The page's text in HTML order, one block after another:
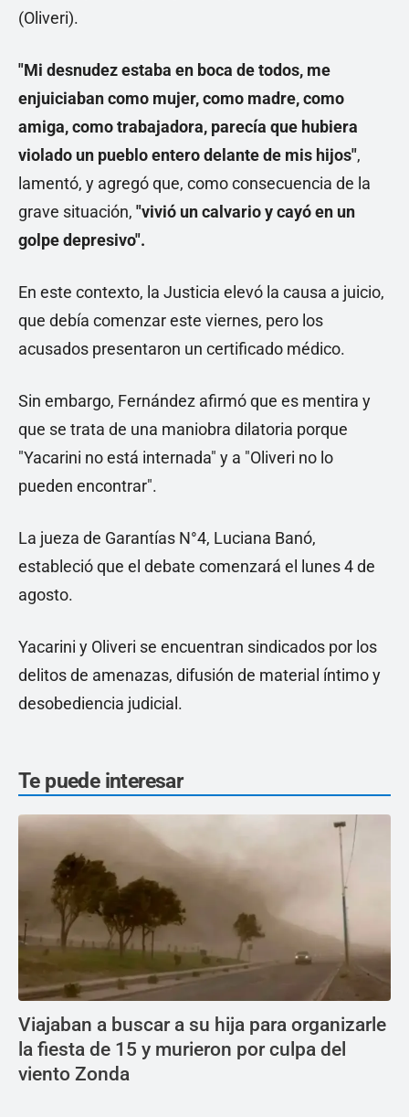
(Oliveri).
"Mi desnudez estaba en boca de todos, me
enjuiciaban como mujer, como madre, como
amiga, como trabajadora, parecía que hubiera
violado un pueblo entero delante de mis hijos",
lamentó, y agregó que, como consecuencia de la
grave situación, "vivió un calvario y cayó en un
golpe depresivo".
En este contexto, la Justicia elevó la causa a juicio,
que debía comenzar este viernes, pero los
acusados presentaron un certificado médico.
Sin embargo, Fernández afirmó que es mentira y
que se trata de una maniobra dilatoria porque
"Yacarini no está internada" y a "Oliveri no lo
pueden encontrar".
La jueza de Garantías N°4, Luciana Banó,
estableció que el debate comenzará el lunes 4 de
agosto.
Yacarini y Oliveri se encuentran sindicados por los
delitos de amenazas, difusión de material íntimo y
desobediencia judicial.
Te puede interesar
Viajaban a buscar a su hija para organizarle
la fiesta de 15 y murieron por culpa del
viento Zonda